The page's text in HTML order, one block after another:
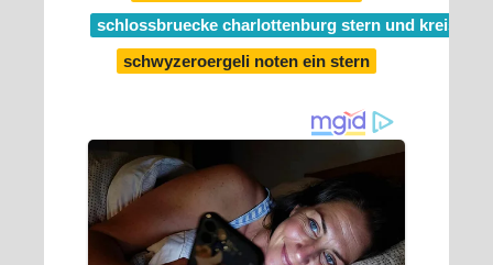
schlossbruecke charlottenburg stern und kreis
schwyzeroergeli noten ein stern